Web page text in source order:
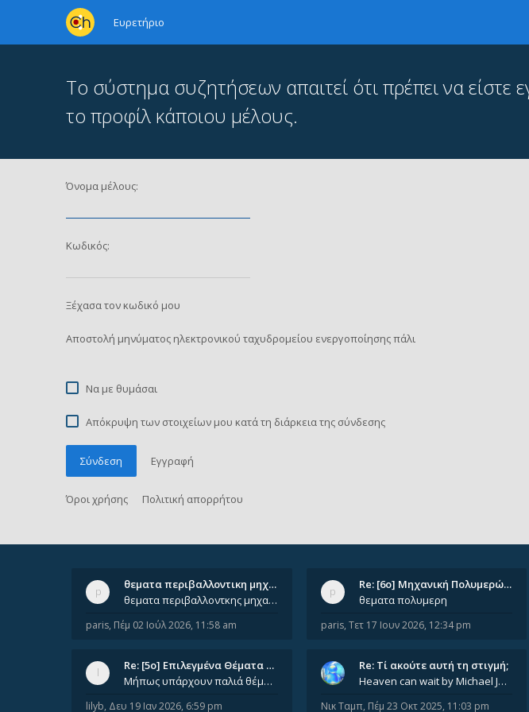
Ευρετήριο
Το σύστημα συζητήσεων απαιτεί ότι πρέπει να είστε
το προφίλ κάποιου μέλους.
Όνομα μέλους:
Κωδικός:
Ξέχασα τον κωδικό μου
Αποστολή μηνύματος ηλεκτρονικού ταχυδρομείου ενεργοποίησης πάλι
Να με θυμάσαι
Απόκρυψη των στοιχείων μου κατά τη διάρκεια της σύνδεσης
Σύνδεση Εγγραφή
Όροι χρήσης Πολιτική απορρήτου
θεματα περιβαλλοντικη μηχανικ…
θεματα περιβαλλοντκης μηχανικης απο 2022 εως 2026. Δεν ειναι μεσα του Σεπτεμβιου του 2025. Αν τα εχει καποιος ας τα ανε
paris, Πέμ 02 Ιούλ 2026, 11:58 am
Re: [6o] Mηχανική Πολυμερών (…
θεματα πολυμερη
paris, Τετ 17 Ιουν 2026, 12:34 pm
Re: [5ο] Επιλεγμένα Θέματα Βι…
Μήπως υπάρχουν παλιά θέματα του μαθήματος;
lilyb, Δευ 19 Ιαν 2026, 6:59 pm
Re: Tί ακούτε αυτή τη στιγμή;
Heaven can wait by Michael Jackson
Νικ Ταμπ, Πέμ 23 Οκτ 2025, 11:03 pm